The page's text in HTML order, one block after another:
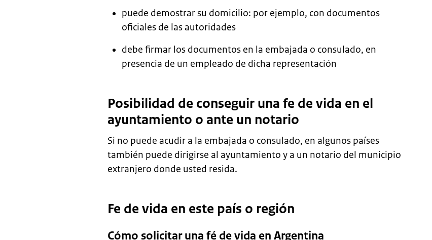
puede demostrar su domicilio: por ejemplo, con documentos
oficiales de las autoridades
debe firmar los documentos en la embajada o consulado, en
presencia de un empleado de dicha representación
Posibilidad de conseguir una fe de vida en el
ayuntamiento o ante un notario
Si no puede acudir a la embajada o consulado, en algunos países
también puede dirigirse al ayuntamiento y a un notario del municipio
extranjero donde usted resida.
Fe de vida en este país o región
Cómo solicitar una fé de vida en Argentina